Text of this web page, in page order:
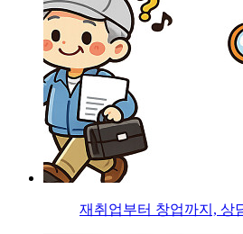
재취업부터 창업까지, 상